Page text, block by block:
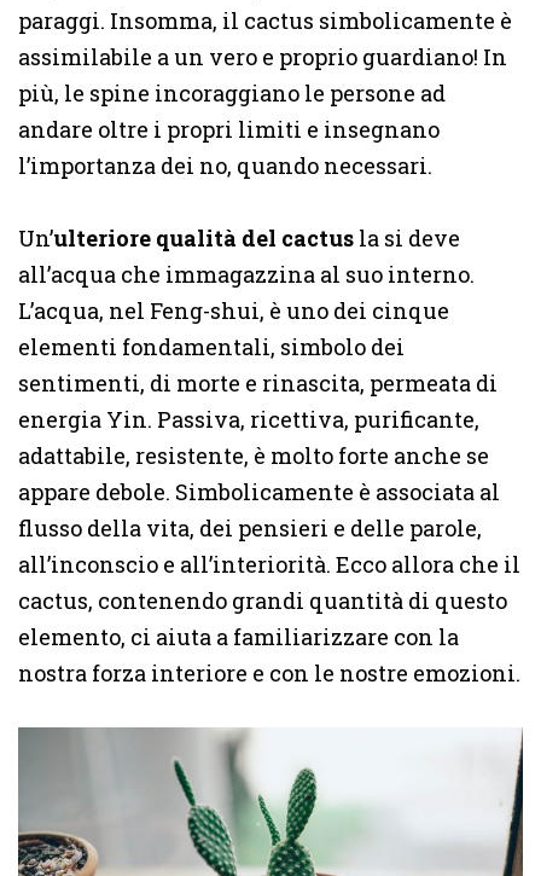
paraggi. Insomma, il cactus simbolicamente è
assimilabile a un vero e proprio guardiano! In
più, le spine incoraggiano le persone ad
andare oltre i propri limiti e insegnano
l’importanza dei no, quando necessari.
Un’ulteriore qualità del cactus la si deve
all’acqua che immagazzina al suo interno.
L’acqua, nel Feng-shui, è uno dei cinque
elementi fondamentali, simbolo dei
sentimenti, di morte e rinascita, permeata di
energia Yin. Passiva, ricettiva, purificante,
adattabile, resistente, è molto forte anche se
appare debole. Simbolicamente è associata al
flusso della vita, dei pensieri e delle parole,
all’inconscio e all’interiorità. Ecco allora che il
cactus, contenendo grandi quantità di questo
elemento, ci aiuta a familiarizzare con la
nostra forza interiore e con le nostre emozioni.